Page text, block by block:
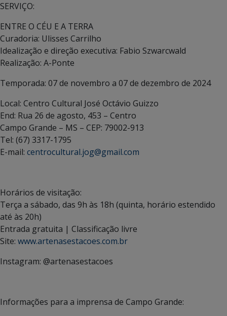
SERVIÇO:
ENTRE O CÉU E A TERRA
Curadoria: Ulisses Carrilho
Idealização e direção executiva: Fabio Szwarcwald
Realização: A-Ponte
Temporada: 07 de novembro a 07 de dezembro de 2024
Local: Centro Cultural José Octávio Guizzo
End: Rua 26 de agosto, 453 – Centro
Campo Grande – MS – CEP: 79002-913
Tel: (67) 3317-1795
E-mail: centrocultural.jog@gmail.com
Horários de visitação:
Terça a sábado, das 9h às 18h (quinta, horário estendido
até às 20h)
Entrada gratuita | Classificação livre
Site: www.artenasestacoes.com.br
Instagram: @artenasestacoes
Informações para a imprensa de Campo Grande: